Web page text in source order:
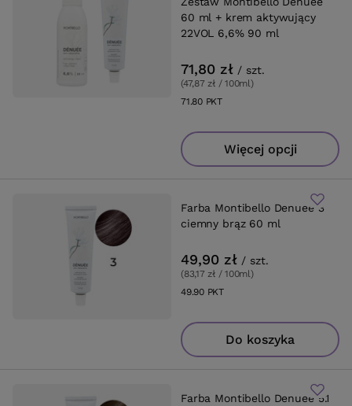
60 ml + krem aktywujący
22VOL 6,6% 90 ml
71,80 zł / szt.
(47,87 zł / 100ml)
71.80PKTpunktów
Więcej opcji
Farba Montibello Denuee 3
ciemny brąz 60 ml
49,90 zł / szt.
(83,17 zł / 100ml)
49.90PKTpunktów
Do koszyka
Farba Montibello Denuee 5.1